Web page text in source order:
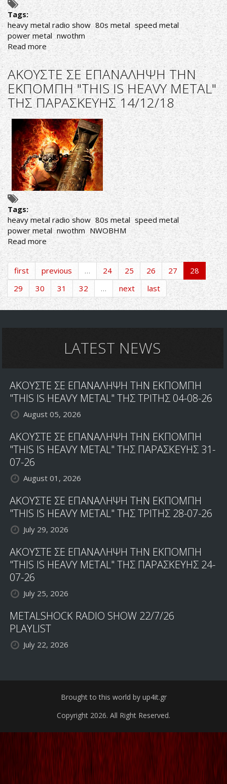
Tags:
heavy metal radio show 80s metal speed metal
power metal nwothm
Read more about
ΑΚΟΥΣΤΕ
ΣΕ
ΕΠΑΝΑΛΗΨΗ
ΤΗΝ
ΕΚΠΟΜΠΗ
"THIS
IS
HEAVY
METAL"
ΤΗΣ
ΠΑΡΑΣΚΕΥΗΣ
28/12/18
ΑΚΟΥΣΤΕ ΣΕ ΕΠΑΝΑΛΗΨΗ ΤΗΝ
ΕΚΠΟΜΠΗ "THIS IS HEAVY METAL"
ΤΗΣ ΠΑΡΑΣΚΕΥΗΣ 14/12/18
Tags:
heavy metal radio show 80s metal speed metal
power metal nwothm NWOBHM
Read more about
ΑΚΟΥΣΤΕ
ΣΕ
ΕΠΑΝΑΛΗΨΗ
ΤΗΝ
ΕΚΠΟΜΠΗ
"THIS
HEAVY
14/12/18
first previous … 24 25 26 27
28
29
30 31 32 … next last
LATEST NEWS
ΑΚΟΥΣΤΕ ΣΕ ΕΠΑΝΑΛΗΨΗ ΤΗΝ ΕΚΠΟΜΠΗ
"THIS IS HEAVY METAL" ΤΗΣ ΤΡΙΤΗΣ 04-08-26
August 05, 2026
ΑΚΟΥΣΤΕ ΣΕ ΕΠΑΝΑΛΗΨΗ ΤΗΝ ΕΚΠΟΜΠΗ
"THIS IS HEAVY METAL" ΤΗΣ ΠΑΡΑΣΚΕΥΗΣ 31-
07-26
August 01, 2026
ΑΚΟΥΣΤΕ ΣΕ ΕΠΑΝΑΛΗΨΗ ΤΗΝ ΕΚΠΟΜΠΗ
"THIS IS HEAVY METAL" ΤΗΣ ΤΡΙΤΗΣ 28-07-26
July 29, 2026
ΑΚΟΥΣΤΕ ΣΕ ΕΠΑΝΑΛΗΨΗ ΤΗΝ ΕΚΠΟΜΠΗ
"THIS IS HEAVY METAL" ΤΗΣ ΠΑΡΑΣΚΕΥΗΣ 24-
07-26
July 25, 2026
METALSHOCK RADIO SHOW 22/7/26
PLAYLIST
July 22, 2026
Brought to this world by up4it.gr
Copyright 2026. All Right Reserved.